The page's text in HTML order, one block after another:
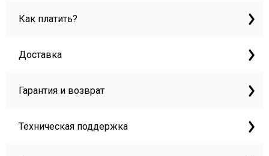
Как платить?
Доставка
Гарантия и возврат
Техническая поддержка